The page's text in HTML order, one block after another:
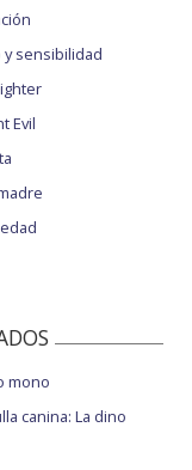
y sensibilidad
Evil
mono
canina: La dino